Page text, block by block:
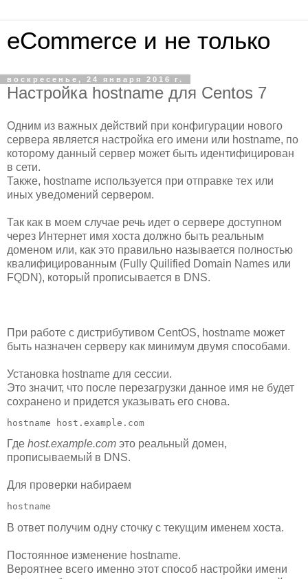
eCommerce и не только
воскресенье, 24 января 2016 г.
Настройка hostname для Centos 7
Одним из важных действий при конфигурации нового
сервера является настройка его имени или hostname, по
которому данный сервер может быть идентифицирован
в сети.
Также, hostname используется при отправке тех или
иных уведомений сервером.
Так как в моем случае речь идет о сервере доступном
через Интернет имя хоста должно быть реальным
доменом или, как это правильно называется полностью
квалифицированным (Fully Quilified Domain Names или
FQDN), который прописывается в DNS.
При работе с дистрибутивом CentOS, hostname может
быть назначен серверу как минимум двумя способами.
Установка hostname для сессии.
Это значит, что после перезагрузки данное имя не будет
сохранено и придется указывать его снова.
Где host.example.com это реальный домен,
прописываемый в DNS.
Для проверки набираем
В ответ получим одну сточку с текущим именем хоста.
Постоянное изменение hostname.
Вероятнее всего именно этот способ настройки имени